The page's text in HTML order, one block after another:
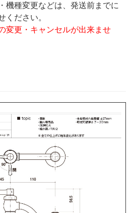
機種変更などは、発送前までに
ください。
変更・キャンセルが出来ませ